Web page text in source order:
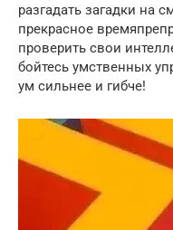
разгадать загадки на
прекрасное
проверить свои
бойтесь умственных
ум сильнее и гибче!